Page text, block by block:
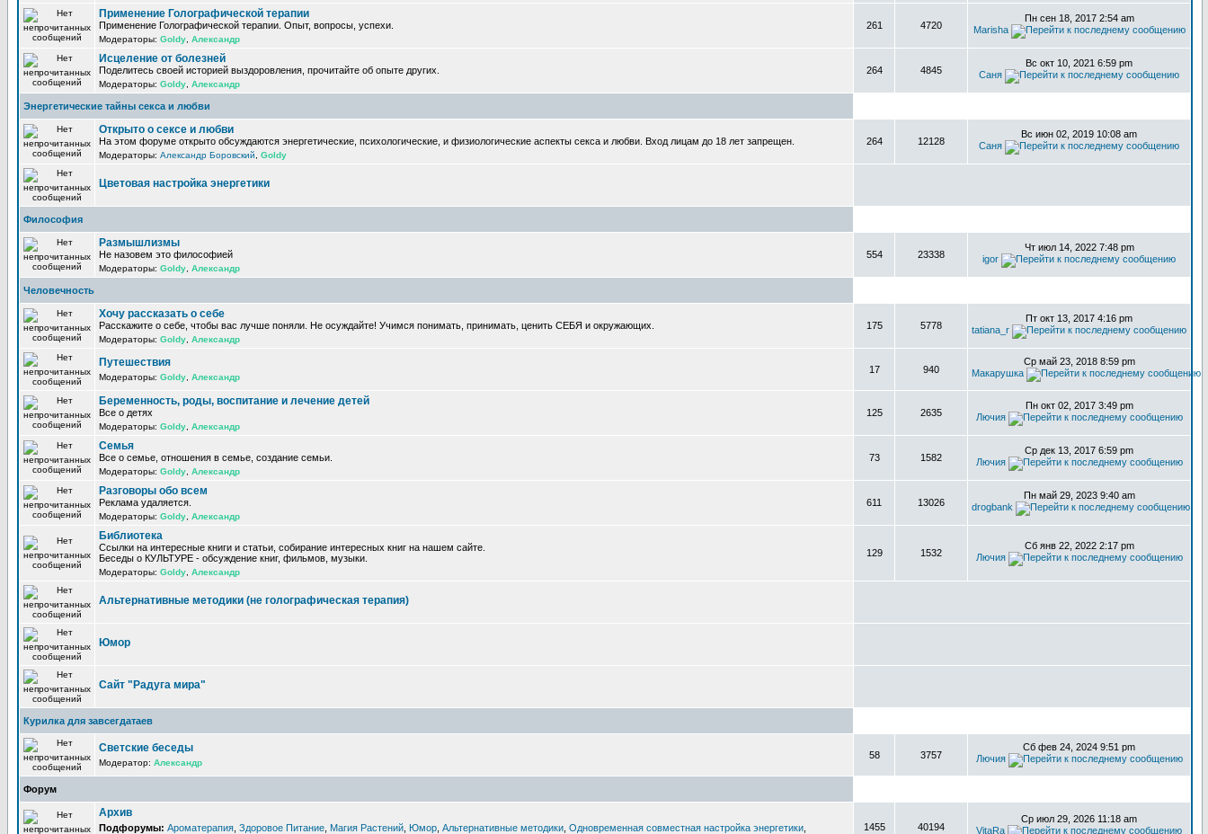
Применение Голографической терапии
Применение Голографической терапии. Опыт, вопросы, успехи.
Модераторы: Goldy Александр
261 4720
Пн сен 18, 2017 2:54 am
Marisha
Исцеление от болезней
Поделитесь своей историей выздоровления, прочитайте об опыте других.
Модераторы: Goldy Александр
264 4845
Вс окт 10, 2021 6:59 pm
Саня
Энергетические тайны секса и любви
Открыто о сексе и любви
На этом форуме открыто обсуждаются энергетические, психологические, и физиологические аспекты секса и любви. Вход лицам до 18 лет запрещен.
Модераторы: Александр Боровский Goldy
264 12128
Вс июн 02, 2019 10:08 am
Саня
Цветовая настройка энергетики
Философия
Размышлизмы
Не назовем это философией
Модераторы: Goldy Александр
554 23338
Чт июл 14, 2022 7:48 pm
igor
Человечность
Хочу рассказать о себе
Расскажите о себе, чтобы вас лучше поняли. Не осуждайте! Учимся понимать, принимать, ценить СЕБЯ и окружающих.
Модераторы: Goldy Александр
175 5778
Пт окт 13, 2017 4:16 pm
tatiana_r
Путешествия
Модераторы: Goldy Александр
17 940
Ср май 23, 2018 8:59 pm
Макарушка
Беременность, роды, воспитание и лечение детей
Все о детях
Модераторы: Goldy Александр
125 2635
Пн окт 02, 2017 3:49 pm
Лючия
Семья
Все о семье, отношения в семье, создание семьи.
Модераторы: Goldy Александр
73 1582
Ср дек 13, 2017 6:59 pm
Лючия
Разговоры обо всем
Реклама удаляется.
Модераторы: Goldy Александр
611 13026
Пн май 29, 2023 9:40 am
drogbank
Библиотека
Ссылки на интересные книги и статьи, собирание интересных книг на нашем сайте.
Беседы о КУЛЬТУРЕ - обсуждение книг, фильмов, музыки.
Модераторы: Goldy Александр
129 1532
Сб янв 22, 2022 2:17 pm
Лючия
Альтернативные методики (не голографическая терапия)
Юмор
Сайт "Радуга мира"
Курилка для завсегдатаев
Светские беседы
Модератор: Александр
58 3757
Сб фев 24, 2024 9:51 pm
Лючия
Форум
Архив
Подфорумы: Ароматерапия Здоровое Питание Магия Растений Юмор Альтернативные методики Одновременная совместная настройка энергетики 1455 40194
Ср июл 29, 2026 11:18 am
VitaRa